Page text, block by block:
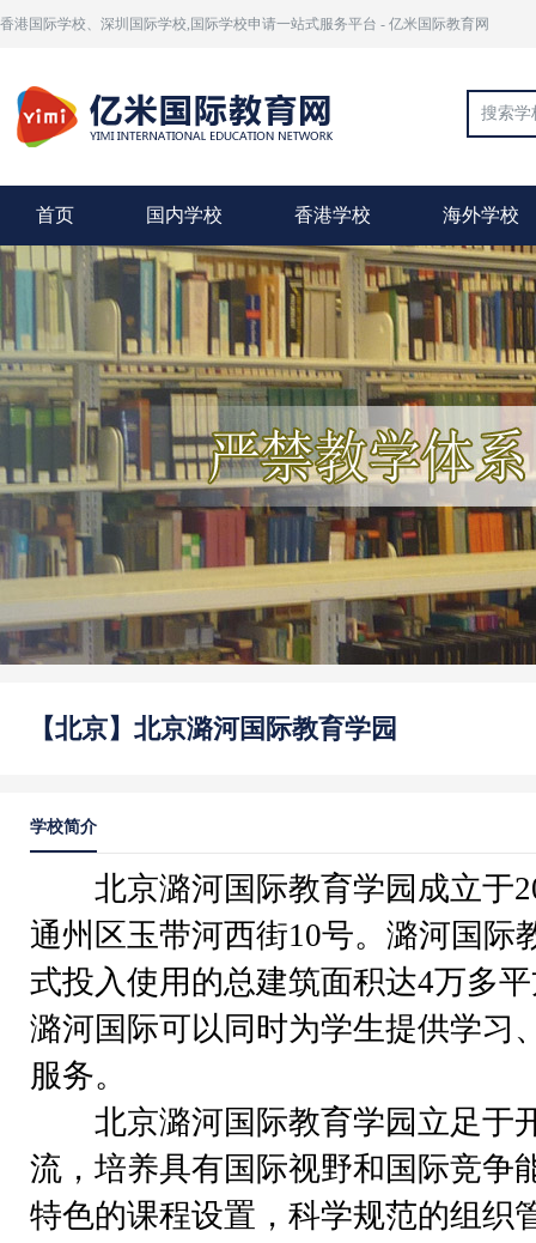
香港国际学校、深圳国际学校,国际学校申请一站式服务平台 - 亿米国际教育网
首页 国内学校 香港学校 海外学校
【北京】北京潞河国际教育学园
学校简介
北京潞河国际教育学园成立于
通州区玉带河西街10号。潞河国际
式投入使用的总建筑面积达4万多
潞河国际可以同时为学生提供学习
服务。
北京潞河国际教育学园立足于
流，培养具有国际视野和国际竞争
特色的课程设置，科学规范的组织